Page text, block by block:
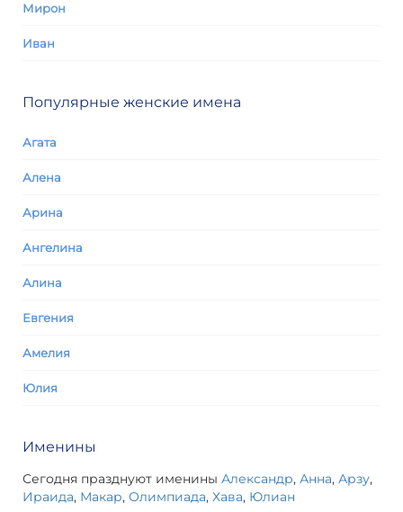
Мирон
Иван
Популярные женские имена
Агата
Алена
Арина
Ангелина
Алина
Евгения
Амелия
Юлия
Именины
Сегодня празднуют именины Александр, Анна, Арзу,
Ираида, Макар, Олимпиада, Хава, Юлиан